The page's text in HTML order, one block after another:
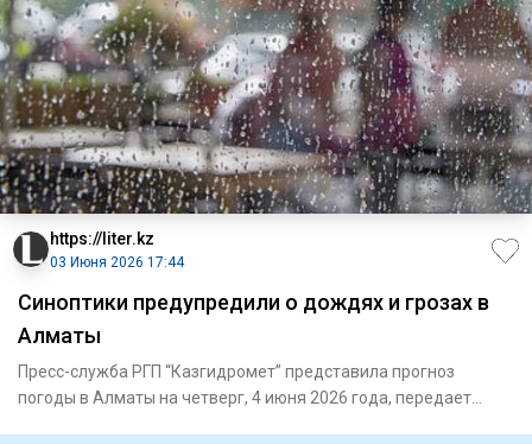
https://liter.kz
03 Июня 2026 17:44
Синоптики предупредили о дождях и грозах в
Алматы
Пресс-служба РГП “Казгидромет” представила прогноз
погоды в Алматы на четверг, 4 июня 2026 года, передает